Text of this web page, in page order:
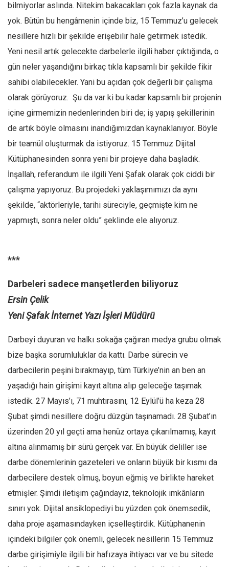
bilmiyorlar aslında. Nitekim bakacakları çok fazla kaynak da
yok. Bütün bu hengâmenin içinde biz, 15 Temmuz’u gelecek
nesillere hızlı bir şekilde erişebilir hale getirmek istedik.
Yeni nesil artık gelecekte darbelerle ilgili haber çıktığında, o
gün neler yaşandığını birkaç tıkla kapsamlı bir şekilde fikir
sahibi olabilecekler. Yani bu açıdan çok değerli bir çalışma
olarak görüyoruz. Şu da var ki bu kadar kapsamlı bir projenin
içine girmemizin nedenlerinden biri de; iş yapış şekillerinin
de artık böyle olmasını inandığımızdan kaynaklanıyor. Böyle
bir teamül oluşturmak da istiyoruz. 15 Temmuz Dijital
Kütüphanesinden sonra yeni bir projeye daha başladık.
İnşallah, referandum ile ilgili Yeni Şafak olarak çok ciddi bir
çalışma yapıyoruz. Bu projedeki yaklaşımımızı da aynı
şekilde, “aktörleriyle, tarihi süreciyle, geçmişte kim ne
yapmıştı, sonra neler oldu” şeklinde ele alıyoruz.
***
Darbeleri sadece manşetlerden biliyoruz
Ersin Çelik
Yeni Şafak İnternet Yazı İşleri Müdürü
Darbeyi duyuran ve halkı sokağa çağıran medya grubu olmak
bize başka sorumluluklar da kattı. Darbe sürecin ve
darbecilerin peşini bırakmayıp, tüm Türkiye’nin an ben an
yaşadığı hain girişimi kayıt altına alıp geleceğe taşımak
istedik. 27 Mayıs’ı, 71 muhtırasını, 12 Eylül’ü ha keza 28
Şubat şimdi nesillere doğru düzgün taşınamadı. 28 Şubat’ın
üzerinden 20 yıl geçti ama henüz ortaya çıkarılmamış, kayıt
altına alınmamış bir sürü gerçek var. En büyük deliller ise
darbe dönemlerinin gazeteleri ve onların büyük bir kısmı da
darbecilere destek olmuş, boyun eğmiş ve birlikte hareket
etmişler. Şimdi iletişim çağındayız, teknolojik imkânların
sınırı yok. Dijital ansiklopediyi bu yüzden çok önemsedik,
daha proje aşamasındayken içselleştirdik. Kütüphanenin
içindeki bilgiler çok önemli, gelecek nesillerin 15 Temmuz
darbe girişimiyle ilgili bir hafızaya ihtiyacı var ve bu sitede